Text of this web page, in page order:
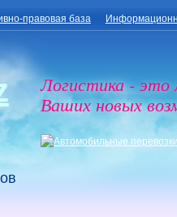
правовая база
Логистика - это
Ваших новых